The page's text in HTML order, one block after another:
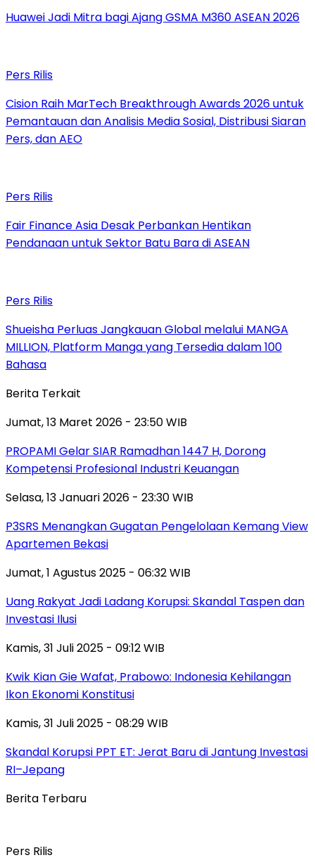
Huawei Jadi Mitra bagi Ajang GSMA M360 ASEAN 2026
Pers Rilis
Cision Raih MarTech Breakthrough Awards 2026 untuk
Pemantauan dan Analisis Media Sosial, Distribusi Siaran
Pers, dan AEO
Pers Rilis
Fair Finance Asia Desak Perbankan Hentikan
Pendanaan untuk Sektor Batu Bara di ASEAN
Pers Rilis
Shueisha Perluas Jangkauan Global melalui MANGA
MILLION, Platform Manga yang Tersedia dalam 100
Bahasa
Berita Terkait
Jumat, 13 Maret 2026 - 23:50 WIB
PROPAMI Gelar SIAR Ramadhan 1447 H, Dorong
Kompetensi Profesional Industri Keuangan
Selasa, 13 Januari 2026 - 23:30 WIB
P3SRS Menangkan Gugatan Pengelolaan Kemang View
Apartemen Bekasi
Jumat, 1 Agustus 2025 - 06:32 WIB
Uang Rakyat Jadi Ladang Korupsi: Skandal Taspen dan
Investasi Ilusi
Kamis, 31 Juli 2025 - 09:12 WIB
Kwik Kian Gie Wafat, Prabowo: Indonesia Kehilangan
Ikon Ekonomi Konstitusi
Kamis, 31 Juli 2025 - 08:29 WIB
Skandal Korupsi PPT ET: Jerat Baru di Jantung Investasi
RI–Jepang
Berita Terbaru
Pers Rilis